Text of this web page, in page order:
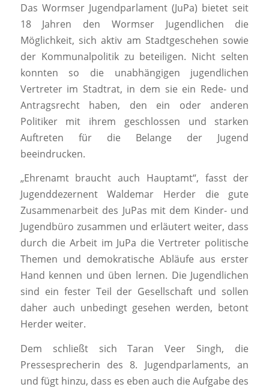
Das Wormser Jugendparlament (JuPa) bietet seit
18 Jahren den Wormser Jugendlichen die
Möglichkeit, sich aktiv am Stadtgeschehen sowie
der Kommunalpolitik zu beteiligen. Nicht selten
konnten so die unabhängigen jugendlichen
Vertreter im Stadtrat, in dem sie ein Rede- und
Antragsrecht haben, den ein oder anderen
Politiker mit ihrem geschlossen und starken
Auftreten für die Belange der Jugend
beeindrucken.
„Ehrenamt braucht auch Hauptamt“, fasst der
Jugenddezernent Waldemar Herder die gute
Zusammenarbeit des JuPas mit dem Kinder- und
Jugendbüro zusammen und erläutert weiter, dass
durch die Arbeit im JuPa die Vertreter politische
Themen und demokratische Abläufe aus erster
Hand kennen und üben lernen. Die Jugendlichen
sind ein fester Teil der Gesellschaft und sollen
daher auch unbedingt gesehen werden, betont
Herder weiter.
Dem schließt sich Taran Veer Singh, die
Pressesprecherin des 8. Jugendparlaments, an
und fügt hinzu, dass es eben auch die Aufgabe des